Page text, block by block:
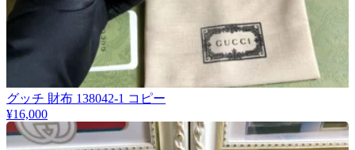
グッチ 財布 138042-1 コピー
¥16,000